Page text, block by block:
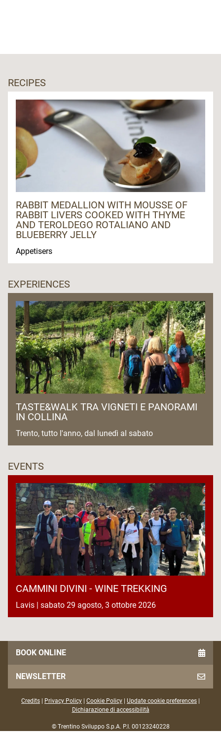
RECIPES
RABBIT MEDALLION WITH MOUSSE OF
RABBIT LIVERS COOKED WITH THYME
AND TEROLDEGO ROTALIANO AND
BLUEBERRY JELLY
Appetisers
EXPERIENCES
TASTE&WALK TRA VIGNETI E PANORAMI
IN COLLINA
Trento, tutto l'anno, dal lunedì al sabato
EVENTS
CAMMINI DIVINI - WINE TREKKING
Lavis | sabato 29 agosto, 3 ottobre 2026
BOOK ONLINE
NEWSLETTER
Credits Privacy Policy Cookie Policy Update cookie preferences
Dichiarazione di accessibilità
© Trentino Sviluppo S.p.A. P.I. 00123240228